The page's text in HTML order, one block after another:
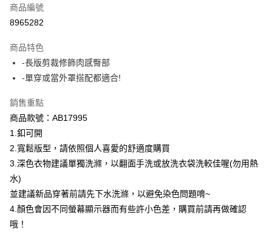
萊爾富取貨付款
付款後萊爾富取貨
每筆NT$60，滿NT$1,000(含以上)免運費
7-11取貨付款
每筆NT$60，滿NT$1,000(含以上)免運費
付款後7-11取貨
每筆NT$60，滿NT$1,000(含以上)免運費
宅配
每筆NT$120，滿NT$1,000(含以上)免運費
付款後門市自取
每筆NT$60，滿NT$1,000(含以上)免運費
商品編號
8965282
商品特色
-長版剪裁修飾肉感臀部
-單穿或當外罩搭配都適合!
銷售重點
商品款號：AB17995
1.釦可開
2.寬鬆版型，請依照個人喜愛的舒適度購買
3.深色衣物建議單獨洗滌，以翻面手洗或放洗衣袋洗較佳喔(勿用熱
水)
並建議新品穿著前請先下水洗滌，以避免染色問題唷~
4.顏色會因不同螢幕顯示器而有些許小色差，購買前請再做確認
哦！